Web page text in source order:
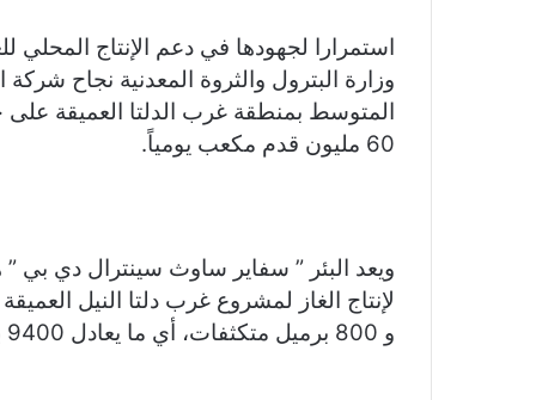
e
b
o
o
er
s
A
p
p
s
e
n
g
y
Li
n
k
gr
a
m
استمرارا لجهودها في دعم الإنتاج المحلي
وزارة البترول والثروة المعدنية نجاح
المتوسط بمنطقة غرب الدلتا العميقة على
60 مليون قدم مكعب يومياً.
ويعد البئر ” سفاير ساوث سينترال دي بي ”
و 800 برميل متكثفات، أي ما يعادل 9400 برميل مكافئ يوميا.